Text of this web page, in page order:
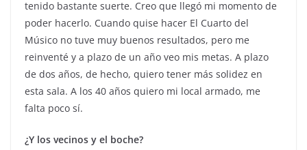
tenido bastante suerte. Creo que llegó mi momento de
poder hacerlo. Cuando quise hacer El Cuarto del
Músico no tuve muy buenos resultados, pero me
reinventé y a plazo de un año veo mis metas. A plazo
de dos años, de hecho, quiero tener más solidez en
esta sala. A los 40 años quiero mi local armado, me
falta poco sí.
¿Y los vecinos y el boche?